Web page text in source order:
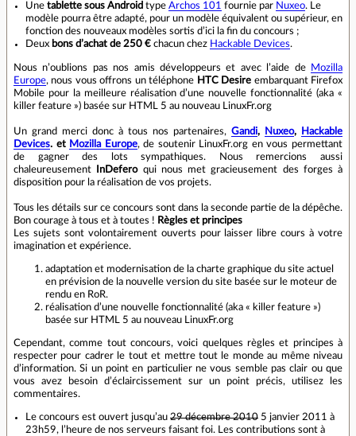
Une tablette sous Android type Archos 101 fournie par Nuxeo. Le
modèle pourra être adapté, pour un modèle équivalent ou supérieur, en
fonction des nouveaux modèles sortis d’ici la fin du concours ;
Deux bons d’achat de 250 € chacun chez Hackable Devices.
Nous n’oublions pas nos amis développeurs et avec l’aide de
Mozilla
Europe, nous vous offrons un téléphone HTC Desire embarquant Firefox
Mobile pour la meilleure réalisation d’une nouvelle fonctionnalité (aka «
killer feature ») basée sur HTML 5 au nouveau LinuxFr.org
Un grand merci donc à tous nos partenaires, Gandi, Nuxeo,
Hackable
Devices. et Mozilla Europe, de soutenir LinuxFr.org en vous permettant
de gagner des lots sympathiques. Nous remercions aussi
chaleureusement
InDeferoqui nous met gracieusement des forges à
disposition pour la réalisation de vos projets.
Tous les détails sur ce concours sont dans la seconde partie de la dépêche.
Bon courage à tous et à toutes ! Règles et principes
Les sujets sont volontairement ouverts pour laisser libre cours à votre
imagination et expérience.
adaptation et modernisation de la charte graphique du site actuel
en prévision de la nouvelle version du site basée sur le moteur de
rendu en RoR.
réalisation d’une nouvelle fonctionnalité (aka « killer feature »)
basée sur HTML 5 au nouveau LinuxFr.org
Cependant, comme tout concours, voici quelques règles et principes à
respecter pour cadrer le tout et mettre tout le monde au même niveau
d’information. Si un point en particulier ne vous semble pas clair ou que
vous avez besoin d’éclaircissement sur un point précis, utilisez les
commentaires.
Le concours est ouvert jusqu’au 29 décembre 2010 5 janvier 2011 à
23h59, l’heure de nos serveurs faisant foi. Les contributions sont à